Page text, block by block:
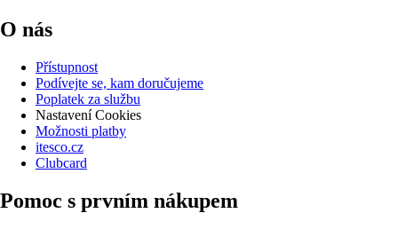
O nás
Přístupnost
Podívejte se, kam doručujeme
Poplatek za službu
Nastavení Cookies
Možnosti platby
itesco.cz
Clubcard
Pomoc s prvním nákupem